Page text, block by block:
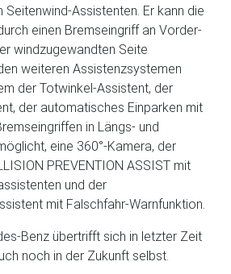
Seitenwind-Assistenten. Er kann die
einen Bremseingriff an Vorder-
windzugewandten Seite
weiteren Assistenzsystemen
der Totwinkel-Assistent, der
der automatisches Einparken mit
in Längs- und
eine 360°-Kamera, der
PREVENTION ASSIST mit
und der
mit Falschfahr-Warnfunktion.
Benz übertrifft sich in letzter Zeit
noch in der Zukunft selbst.